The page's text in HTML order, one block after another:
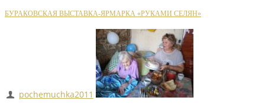
БУРАКОВСКАЯ ВЫСТАВКА-ЯРМАРКА «РУКАМИ СЕЛЯН»
pochemuchka2011